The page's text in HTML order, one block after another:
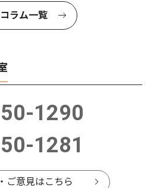
コラム一覧
1290
1281
ご意見はこちら